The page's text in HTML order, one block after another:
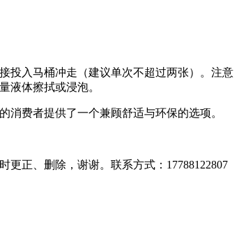
投入马桶冲走（建议单次不超过两张）。注意
液体擦拭或浸泡。
费者提供了一个兼顾舒适与环保的选项。
正、删除，谢谢。联系方式：17788122807